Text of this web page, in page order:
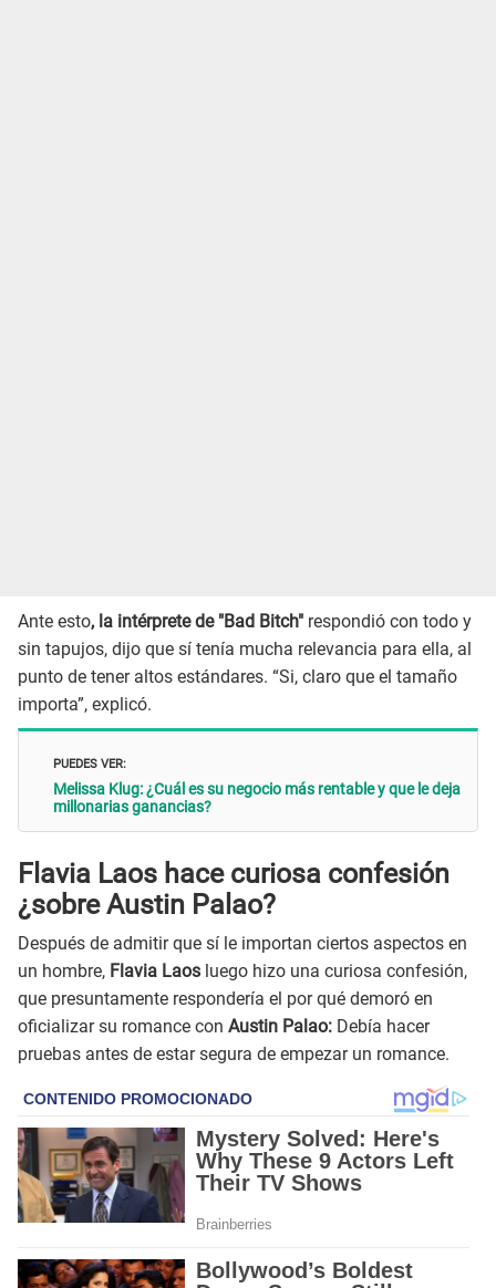
Ante esto, la intérprete de "Bad Bitch" respondió con todo y
sin tapujos, dijo que sí tenía mucha relevancia para ella, al
punto de tener altos estándares. “Si, claro que el tamaño
importa”, explicó.
PUEDES VER:
Melissa Klug: ¿Cuál es su negocio más rentable y que le deja
millonarias ganancias?
Flavia Laos hace curiosa confesión
¿sobre Austin Palao?
Después de admitir que sí le importan ciertos aspectos en
un hombre, Flavia Laos luego hizo una curiosa confesión,
que presuntamente respondería el por qué demoró en
oficializar su romance con Austin Palao: Debía hacer
pruebas antes de estar segura de empezar un romance.